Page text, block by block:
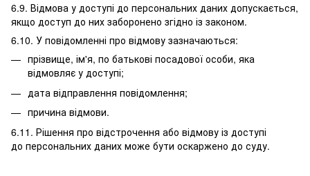
6.9. Відмова у доступі до персональних даних допускається,
якщо доступ до них заборонено згідно із законом.
6.10. У повідомленні про відмову зазначаються:
прізвище, ім'я, по батькові посадової особи, яка
відмовляє у доступі;
дата відправлення повідомлення;
причина відмови.
6.11. Рішення про відстрочення або відмову із доступі
до персональних даних може бути оскаржено до суду.